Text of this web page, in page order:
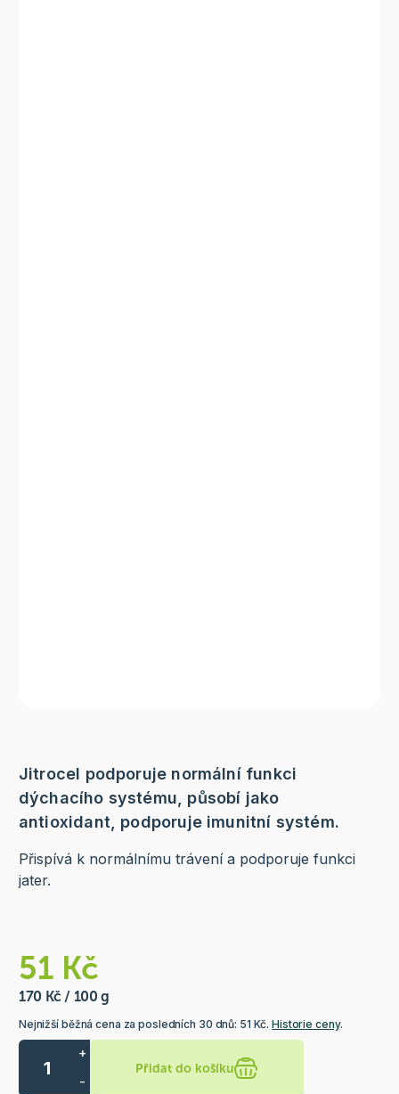
Jitrocel podporuje normální funkci
dýchacího systému, působí jako
antioxidant, podporuje imunitní systém.
Přispívá k normálnímu trávení a podporuje funkci
jater.
51 Kč
170 Kč / 100 g
Nejnižší běžná cena za posledních 30 dnů: 51 Kč.Historie ceny.
+
-
Přidat do košíku